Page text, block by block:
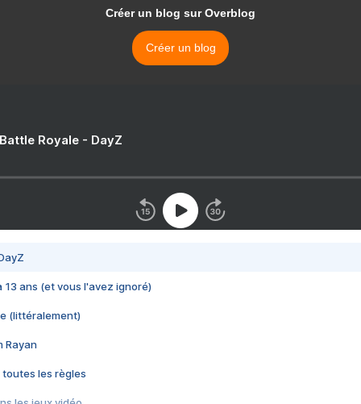
Créer un blog sur Overblog
Créer un blog
Royale - DayZ
13 ans (et vous l'avez ignoré)
(littéralement)
Rayan
toutes les règles